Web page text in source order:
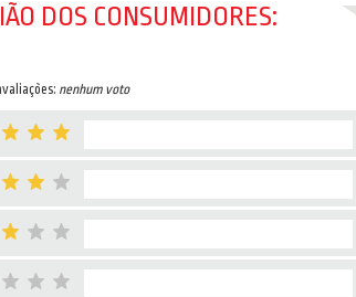
DOS CONSUMIDORES:
nenhum voto